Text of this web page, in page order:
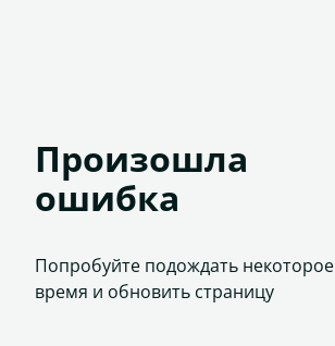
Произошла
ошибка
Попробуйте подождать некоторое
время и обновить страницу